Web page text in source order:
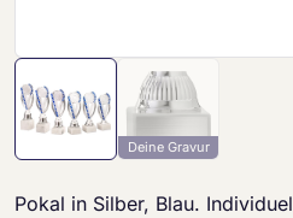
Deine Gravur
Pokal in Silber, Blau.